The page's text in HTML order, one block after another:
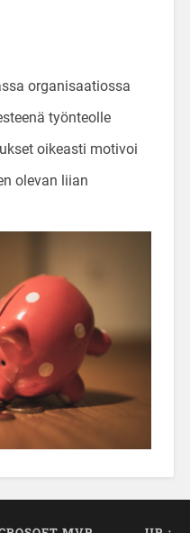
organisaatiossa
työnteolle
oikeasti motivoi
olevan liian